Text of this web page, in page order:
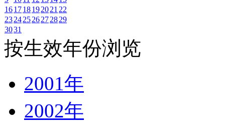
161718192021 22
23242526272829
3031
按生效年份浏览
2001年
2002年